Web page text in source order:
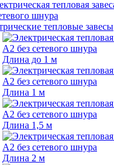
тепловые завесы
Длина до 1 м
Длина 1 м
Длина 1,5 м
Длина 2 м